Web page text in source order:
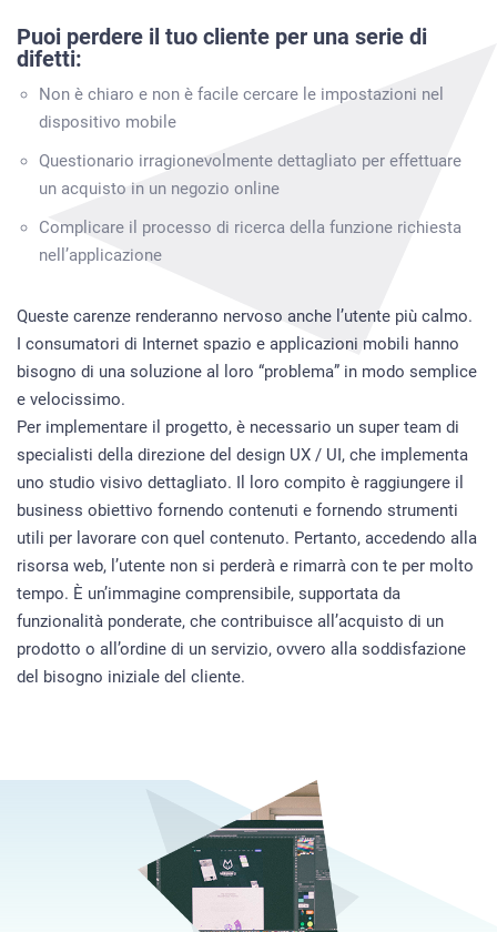
Puoi perdere il tuo cliente per una serie di
difetti:
Non è chiaro e non è facile cercare le impostazioni nel
dispositivo mobile
Questionario irragionevolmente dettagliato per effettuare
un acquisto in un negozio online
Complicare il processo di ricerca della funzione richiesta
nell’applicazione
Queste carenze renderanno nervoso anche l’utente più calmo.
I consumatori di Internet spazio e applicazioni mobili hanno
bisogno di una soluzione al loro “problema” in modo semplice
e velocissimo.
Per implementare il progetto, è necessario un super team di
specialisti della direzione del design UX / UI, che implementa
uno studio visivo dettagliato. Il loro compito è raggiungere il
business obiettivo fornendo contenuti e fornendo strumenti
utili per lavorare con quel contenuto. Pertanto, accedendo alla
risorsa web, l’utente non si perderà e rimarrà con te per molto
tempo. È un’immagine comprensibile, supportata da
funzionalità ponderate, che contribuisce all’acquisto di un
prodotto o all’ordine di un servizio, ovvero alla soddisfazione
del bisogno iniziale del cliente.